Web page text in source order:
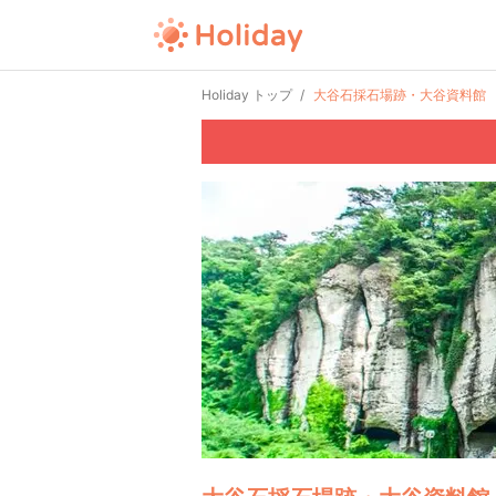
Holiday トップ 大谷石採石場跡・大谷資料館